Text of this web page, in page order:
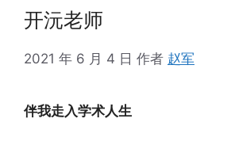
开沅老师
2021 年 6 月 4 日 作者 赵军
伴我走入学术人生